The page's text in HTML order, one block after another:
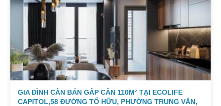
thất. Xem nhà liên hệ: 0832133366
GIA ĐÌNH CẦN BÁN GẤP CĂN 110M² TẠI ECOLIFE
CAPITOL,58 ĐƯỜNG TỐ HỮU, PHƯỜNG TRUNG VĂN,